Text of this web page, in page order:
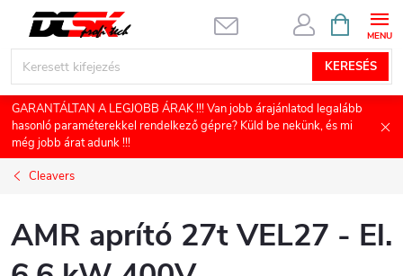
KERESÉS
KOSÁR
GARANTÁLTAN A LEGJOBB ÁRAK !!! Van jobb árajánlatod legalább
hasonló paraméterekkel rendelkező gépre? Küld be nekünk, és mi
még jobb árat adunk !!!
Cleavers
AMR aprító 27t VEL27 - El.